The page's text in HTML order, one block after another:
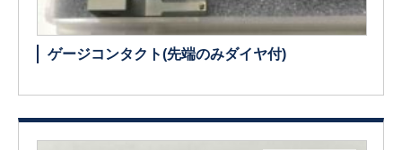
ゲージコンタクト(先端のみダイヤ付)